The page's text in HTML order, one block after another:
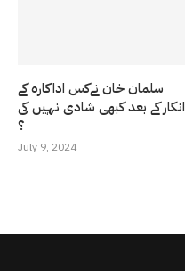
سلمان خان نےکس اداکارہ کے
انکار کے بعد کبھی شادی نہیں کی
؟
July 9, 2024